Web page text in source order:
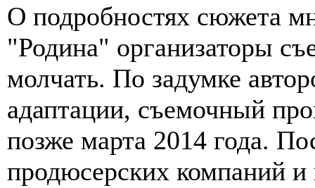
О подробностях сюжета
"Родина" организаторы
молчать. По задумке
адаптации, съемочный
позже марта 2014 года.
продюсерских компаний и